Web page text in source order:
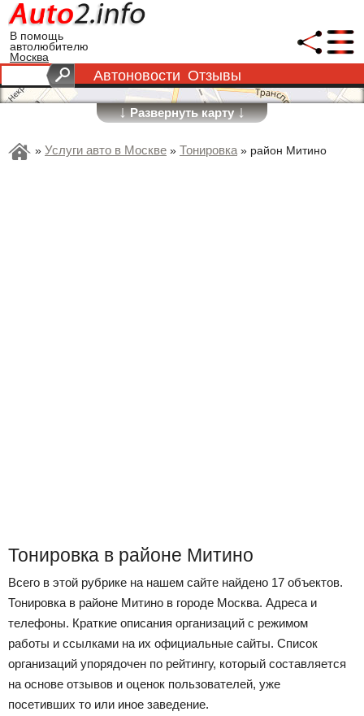
В помощь
автолюбителю
Москва
Автоновости Отзывы
↓Развернуть карту↓
» Услуги авто в Москве » Тонировка» район Митино
Тонировка в районе Митино
Всего в этой рубрике на нашем сайте найдено 17 объектов.
Тонировка в районе Митино в городе Москва. Адреса и
телефоны. Краткие описания организаций с режимом
работы и ссылками на их официальные сайты. Список
организаций упорядочен по рейтингу, который составляется
на основе отзывов и оценок пользователей, уже
посетивших то или иное заведение.